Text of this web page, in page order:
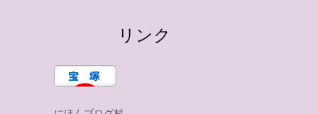
リンク